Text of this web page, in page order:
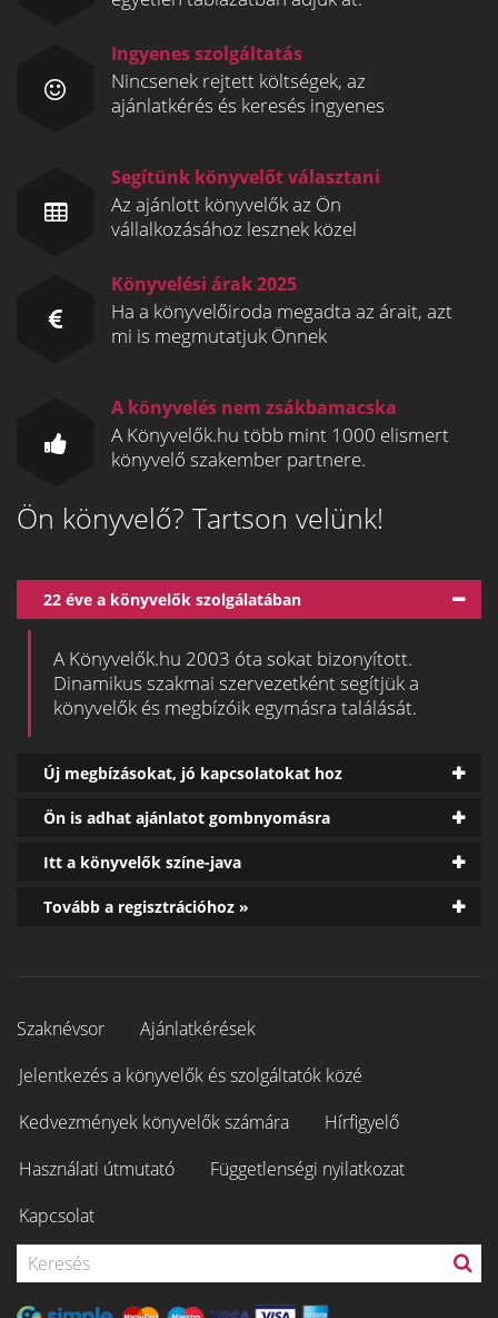
Ingyenes szolgáltatás
Nincsenek rejtett költségek, az
ajánlatkérés és keresés ingyenes
Segítünk könyvelőt választani
Az ajánlott könyvelők az Ön
vállalkozásához lesznek közel
Könyvelési árak 2025
Ha a könyvelőiroda megadta az árait, azt
mi is megmutatjuk Önnek
A könyvelés nem zsákbamacska
A Könyvelők.hu több mint 1000 elismert
könyvelő szakember partnere.
Ön könyvelő? Tartson velünk!
22 éve a könyvelők szolgálatában
A Könyvelők.hu 2003 óta sokat bizonyított.
Dinamikus szakmai szervezetként segítjük a
könyvelők és megbízóik egymásra találását.
Új megbízásokat, jó kapcsolatokat hoz
Ön is adhat ajánlatot gombnyomásra
Itt a könyvelők színe-java
Tovább a regisztrációhoz »
Szaknévsor
Ajánlatkérések
Jelentkezés a könyvelők és szolgáltatók közé
Kedvezmények könyvelők számára
Hírfigyelő
Használati útmutató
Függetlenségi nyilatkozat
Kapcsolat